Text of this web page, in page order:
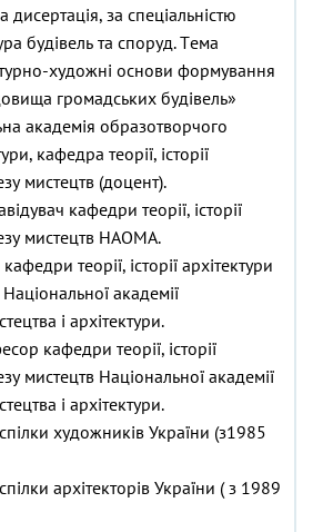
за спеціальністю
будівель та споруд. Тема
художні основи формування
громадських будівель»
академія образотворчого
кафедра теорії, історії
мистецтв (доцент).
кафедри теорії, історії
мистецтв НАОМА.
теорії, історії архітектури
академії
і архітектури.
кафедри теорії, історії
мистецтв Національної академії
і архітектури.
художників України (з1985
архітекторів України ( з 1989